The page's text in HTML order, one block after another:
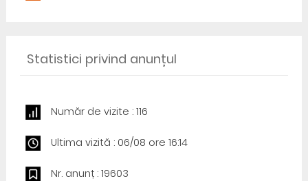
Statistici privind anunțul
Număr de vizite : 116
Ultima vizită : 06/08 ore 16:14
Nr. anunț : 19603